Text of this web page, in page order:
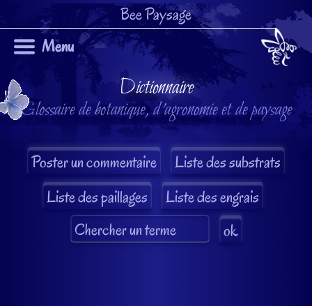
Bee Paysage
Menu
Dictionnaire
Glossaire de botanique, d'agronomie et de paysage
Liste des substrats
Liste des paillages
Liste des engrais